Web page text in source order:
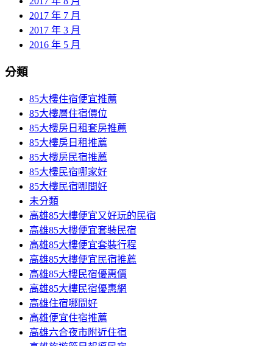
2017 年 7 月
2017 年 3 月
2016 年 5 月
分類
85大樓住宿便宜推薦
85大樓層住宿價位
85大樓房日租套房推薦
85大樓房日租推薦
85大樓房民宿推薦
85大樓民宿哪家好
85大樓民宿哪間好
未分類
高雄85大樓便宜又好玩的民宿
高雄85大樓便宜套裝民宿
高雄85大樓便宜套裝行程
高雄85大樓便宜民宿推薦
高雄85大樓民宿優惠價
高雄85大樓民宿優惠網
高雄住宿哪間好
高雄便宜住宿推薦
高雄六合夜市附近住宿